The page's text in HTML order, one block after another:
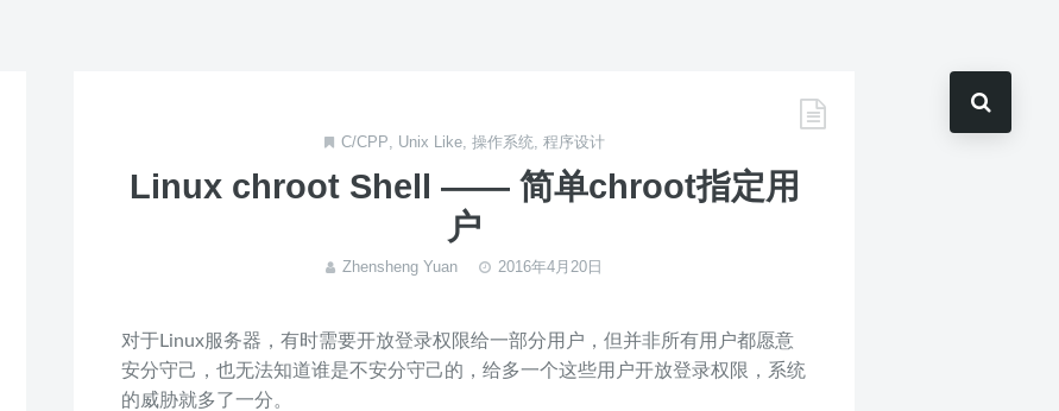
C/CPP, Unix Like, 操作系统, 程序设计
Linux chroot Shell —— 简单chroot指定用
户
Zhensheng Yuan 2016年4月20日
对于Linux服务器，有时需要开放登录权限给一部分用户，但并非所有用户都愿意
安分守己，也无法知道谁是不安分守己的，给多一个这些用户开放登录权限，系统
的威胁就多了一分。